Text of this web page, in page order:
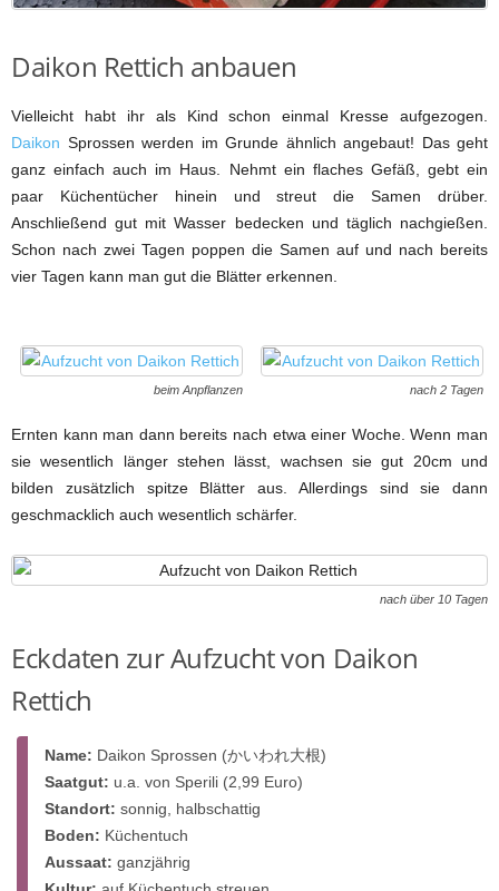
Daikon Rettich anbauen
Vielleicht habt ihr als Kind schon einmal Kresse aufgezogen.
Daikon Sprossen werden im Grunde ähnlich angebaut! Das geht
ganz einfach auch im Haus. Nehmt ein flaches Gefäß, gebt ein
paar Küchentücher hinein und streut die Samen drüber.
Anschließend gut mit Wasser bedecken und täglich nachgießen.
Schon nach zwei Tagen poppen die Samen auf und nach bereits
vier Tagen kann man gut die Blätter erkennen.
beim Anpflanzen nach 2 Tagen
Ernten kann man dann bereits nach etwa einer Woche. Wenn man
sie wesentlich länger stehen lässt, wachsen sie gut 20cm und
bilden zusätzlich spitze Blätter aus. Allerdings sind sie dann
geschmacklich auch wesentlich schärfer.
nach über 10 Tagen
Eckdaten zur Aufzucht von Daikon
Rettich
Name: Daikon Sprossen (かいわれ大根)
Saatgut: u.a. von Sperili (2,99 Euro)
Standort: sonnig, halbschattig
Boden: Küchentuch
Aussaat: ganzjährig